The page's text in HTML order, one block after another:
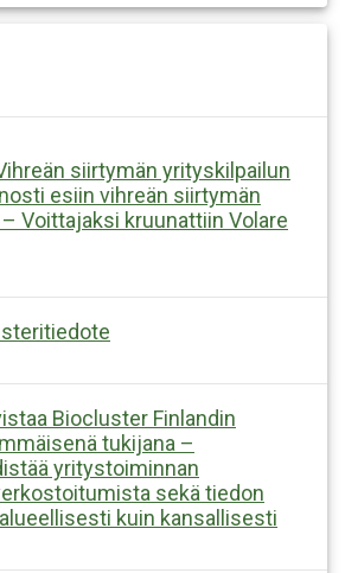
siirtymän yrityskilpailun
esiin vihreän siirtymän
Voittajaksi kruunattiin Volare
Biocluster Finlandin
tukijana –
yritystoiminnan
sekä tiedon
kuin kansallisesti